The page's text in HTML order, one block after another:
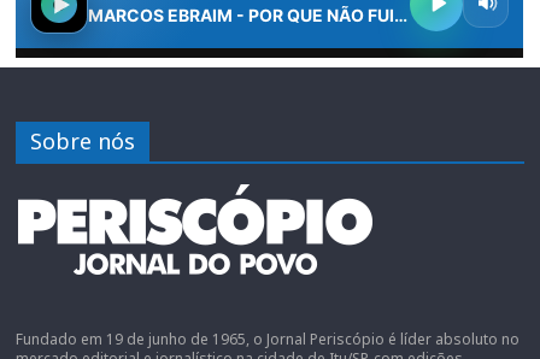
Sobre nós
Fundado em 19 de junho de 1965, o Jornal Periscópio é líder absoluto no